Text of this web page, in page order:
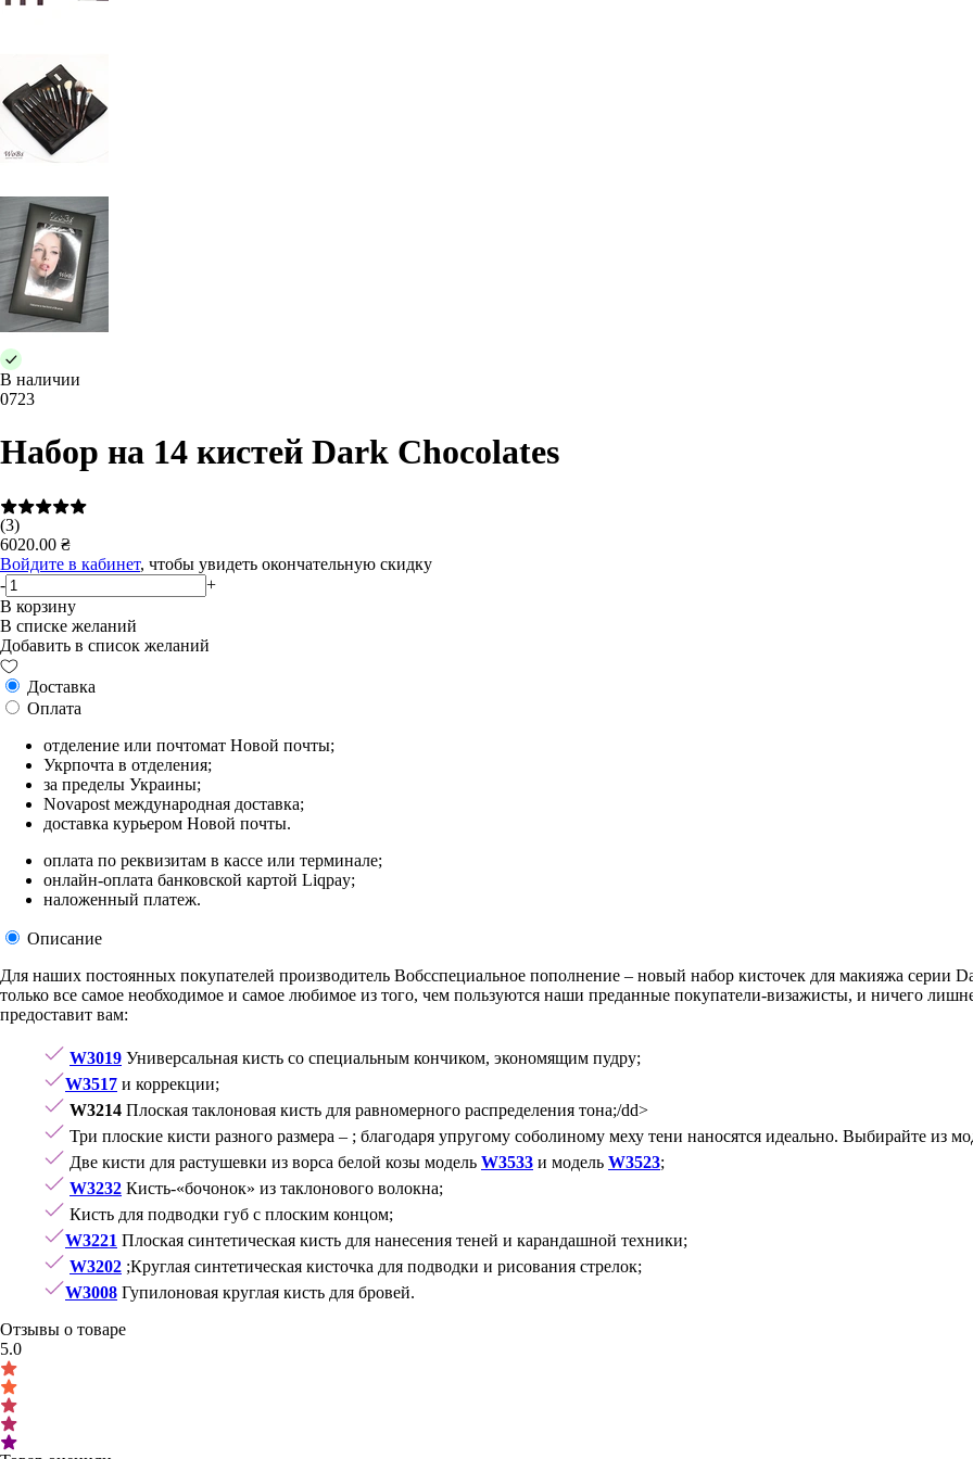
В наличии
0723
Набор на 14 кистей Dark Chocolates
(3)
6020.00 ₴
Войдите в кабинет, чтобы увидеть окончательную скидку
-
+
В корзину
В списке желаний
Добавить в список желаний
Доставка
Оплата
отделение или почтомат Новой почты;
Укрпочта в отделения;
за пределы Украины;
Novapost международная доставка;
доставка курьером Новой почты.
оплата по реквизитам в кассе или терминале;
онлайн-оплата банковской картой Liqpay;
наложенный платеж.
Описание
Для наших постоянных покупателей производитель Вобсспециальное пополнение – новый набор кисточек для макияжа серии
только все самое необходимое и самое любимое из того, чем пользуются наши преданные покупатели-визажисты, и ничего
предоставит вам:
W3019 Универсальная кисть со специальным кончиком, экономящим пудру;
W3517 и коррекции;
W3214 Плоская таклоновая кисть для равномерного распределения тона;/dd>
Три плоские кисти разного размера – ; благодаря упругому соболиному меху тени наносятся идеально. Выбирайте из
Две кисти для растушевки из ворса белой козы модель W3533 и модель W3523;
W3232 Кисть-«бочонок» из таклонового волокна;
Кисть для подводки губ с плоским концом;
W3221 Плоская синтетическая кисть для нанесения теней и карандашной техники;
W3202 ;Круглая синтетическая кисточка для подводки и рисования стрелок;
W3008 Гупилоновая круглая кисть для бровей.
Отзывы о товаре
5.0